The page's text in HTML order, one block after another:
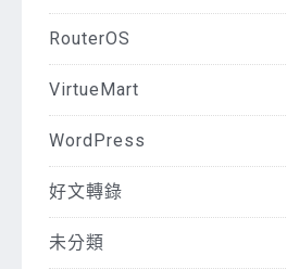
RouterOS
VirtueMart
WordPress
好文轉錄
未分類